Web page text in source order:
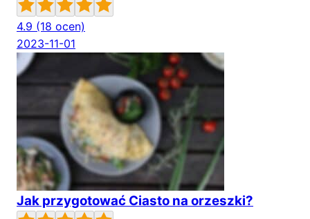
4.9 (18 ocen)
2023-11-01
Jak przygotować Ciasto na orzeszki?